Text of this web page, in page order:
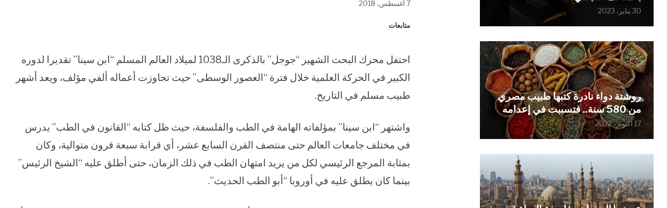
في
نافذة
في 7 أغسطس، 2018
متابعات
احتفل محرك البحث الشهير “جوجل” بالذكرى الـ1038 لميلاد العالم المسلم “ابن سينا” تقديرا لدوره
الكبير في الحركة العلمية خلال فترة “العصور الوسطى” حيث تجاوزت أعماله ألفي مؤلف، ويعد أشهر
طبيب مسلم في التاريخ.
واشتهر “ابن سينا” بمؤلفاته الهامة في الطب والفلسفة، حيث ظل كتابه “القانون في الطب” يدرس
في مختلف جامعات العالم حتى منتصف القرن السابع عشر، أي قرابة سبعة قرون متوالية، وكان
بمثابة المرجع الرئيسي لكل من يريد امتهان الطب في ذلك الزمان، حتى أطلق عليه “الشيخ الرئيس”
بينما كان يطلق عليه في أوروبا “أبو الطب الحديث”.
30 يناير، 2023
روشتة دواء نادرة كتبها طبيب مصري
من 580 سنة.. فتسببت في إعدامه
17 أكتوبر، 2022